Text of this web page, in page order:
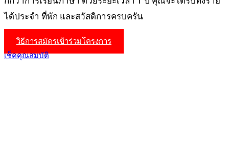
ได้ประจำ ที่พัก และสวัสดิการครบครัน
วิธีการสมัครเข้าร่วมโครงการ
เช็คคุณสมบัติ